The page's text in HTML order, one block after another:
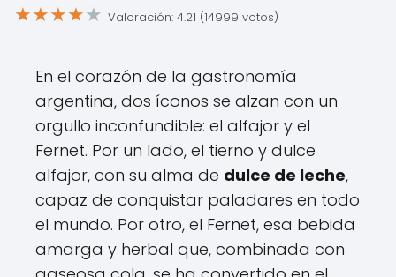
★★★★★ Valoración: 4.21 (14999 votos)
En el corazón de la gastronomía
argentina, dos íconos se alzan con un
orgullo inconfundible: el alfajor y el
Fernet. Por un lado, el tierno y dulce
alfajor, con su alma de dulce de leche,
capaz de conquistar paladares en todo
el mundo. Por otro, el Fernet, esa bebida
amarga y herbal que, combinada con